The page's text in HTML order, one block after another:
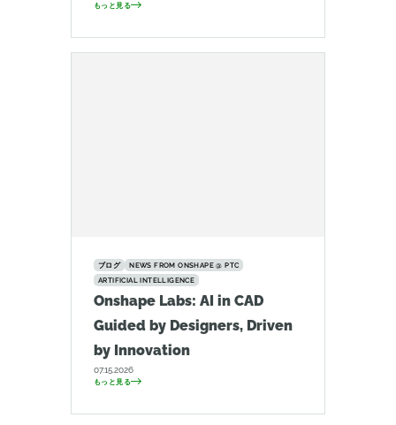
もっと見る
ブログ
NEWS FROM ONSHAPE @ PTC
ARTIFICIAL INTELLIGENCE
Onshape Labs: AI in CAD
Guided by Designers, Driven
by Innovation
07.15.2026
もっと見る